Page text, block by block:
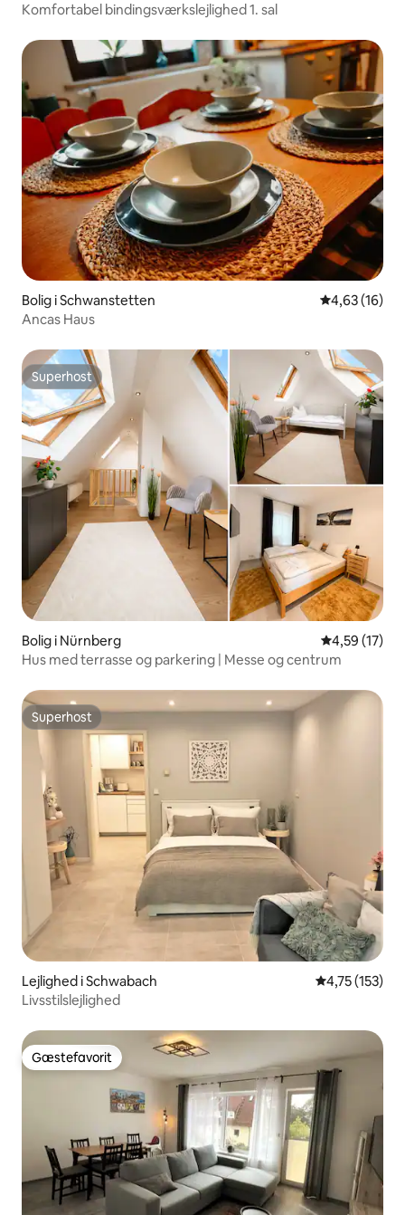
Komfortabel bindingsværkslejlighed 1. sal
Bolig i Schwanstetten 4,63 ud af 5
4,63 (16)
Ancas Haus
Superhost
Superhost
Bolig i Nürnberg 4,59 ud af 5
4,59 (17)
Hus med terrasse og parkering | Messe og centrum
Superhost
Superhost
Lejlighed i Schwabach 4,75 ud af 5 i
4,75 (153)
Livsstilslejlighed
Gæstefavorit
Gæstefavorit